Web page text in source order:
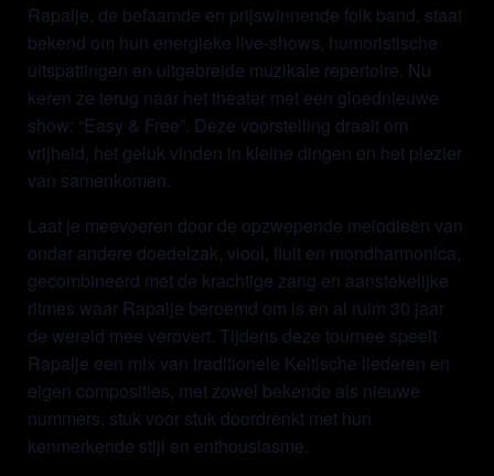
Rapalje, de befaamde en prijswinnende folk band, staat
bekend om hun energieke live-shows, humoristische
uitspattingen en uitgebreide muzikale repertoire. Nu
keren ze terug naar het theater met een gloednieuwe
show: “Easy & Free”. Deze voorstelling draait om
vrijheid, het geluk vinden in kleine dingen en het plezier
van samenkomen.
Laat je meevoeren door de opzwepende melodieën van
onder andere doedelzak, viool, fluit en mondharmonica,
gecombineerd met de krachtige zang en aanstekelijke
ritmes waar Rapalje beroemd om is en al ruim 30 jaar
de wereld mee verovert. Tijdens deze tournee speelt
Rapalje een mix van traditionele Keltische liederen en
eigen composities, met zowel bekende als nieuwe
nummers, stuk voor stuk doordrenkt met hun
kenmerkende stijl en enthousiasme.